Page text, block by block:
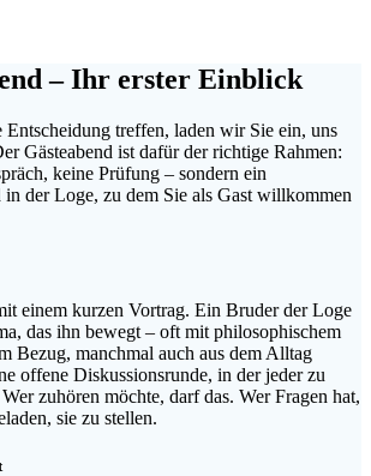
– Ihr erster Einblick
treffen, laden wir Sie ein, uns
Gästeabend ist dafür der richtige Rahmen:
keine Prüfung – sondern ein
der Loge, zu dem Sie als Gast willkommen
einem kurzen Vortrag. Ein Bruder der Loge
das ihn bewegt – oft mit philosophischem
Bezug, manchmal auch aus dem Alltag
offene Diskussionsrunde, in der jeder zu
zuhören möchte, darf das. Wer Fragen hat,
sie zu stellen.